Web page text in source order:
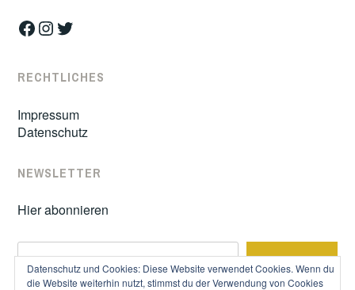
Facebook
Instagram
Twitter
RECHTLICHES
Impressum
Datenschutz
NEWSLETTER
Hier abonnieren
S
SUCHE
Datenschutz und Cookies: Diese Website verwendet Cookies. Wenn du
die Website weiterhin nutzt, stimmst du der Verwendung von Cookies